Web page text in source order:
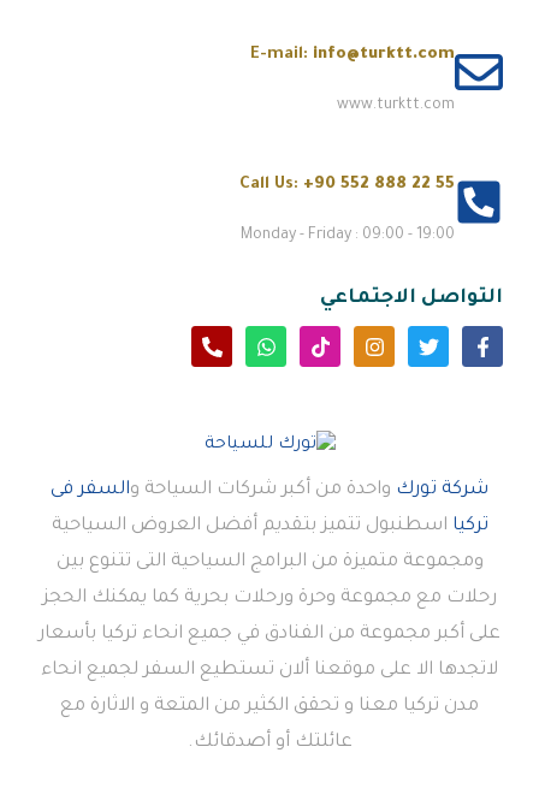
E-mail: info@turktt.com
www.turktt.com
Call Us: +90 552 888 22 55
Monday - Friday : 09:00 - 19:00
التواصل الاجتماعي
شركة تورك واحدة من أكبر شركات السياحة والسفر فى
تركيا اسطنبول تتميز بتقديم أفضل العروض السياحية
ومجموعة متميزة من البرامج السياحية التى تتنوع بين
رحلات مع مجموعة وحرة ورحلات بحرية كما يمكنك الحجز
على أكبر مجموعة من الفنادق في جميع انحاء تركيا بأسعار
لاتجدها الا على موقعنا ألان تستطيع السفر لجميع انحاء
مدن تركيا معنا و تحقق الكثير من المتعة و الاثارة مع
عائلتك أو أصدقائك.